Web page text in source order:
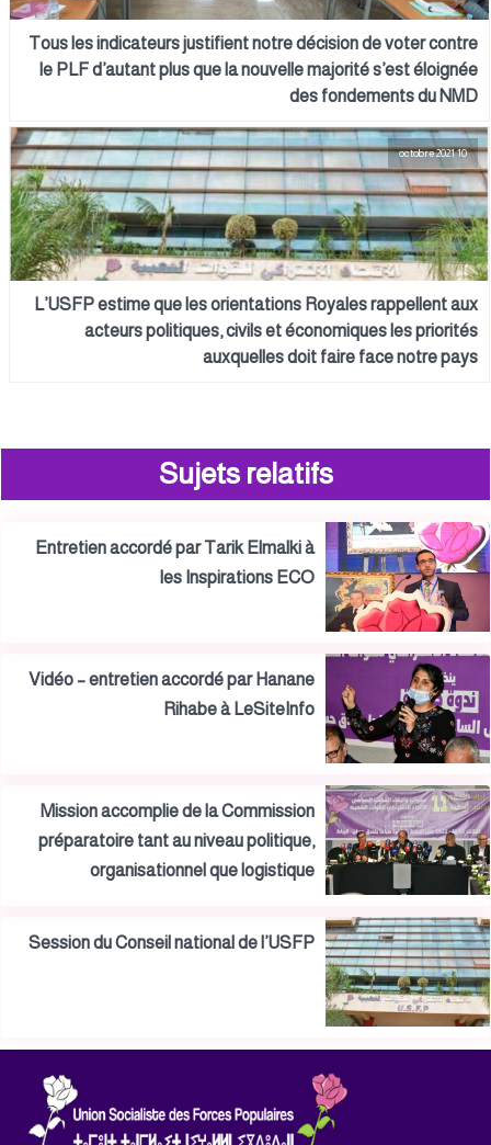
Tous les indicateurs justifient notre décision de voter contre
le PLF d’autant plus que la nouvelle majorité s’est éloignée
des fondements du NMD
10 octobre 2021
L’USFP estime que les orientations Royales rappellent aux
acteurs politiques, civils et économiques les priorités
auxquelles doit faire face notre pays
Sujets relatifs
Entretien accordé par Tarik Elmalki à
les Inspirations ECO
Vidéo – entretien accordé par Hanane
Rihabe à LeSiteInfo
Mission accomplie de la Commission
préparatoire tant au niveau politique,
organisationnel que logistique
Session du Conseil national de l’USFP